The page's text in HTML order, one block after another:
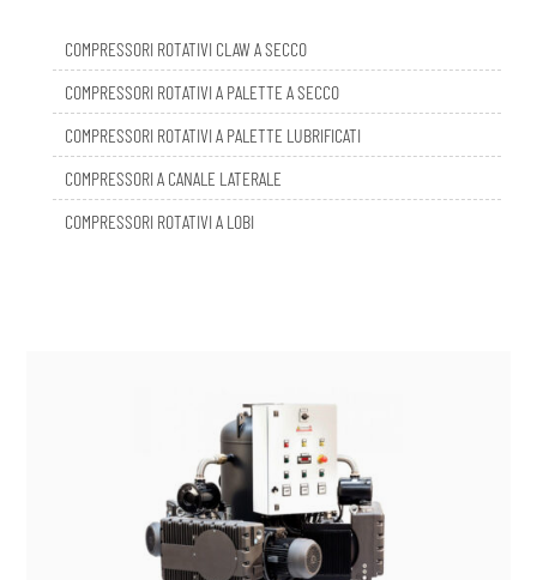
COMPRESSORI ROTATIVI A PALETTE A SECCO
COMPRESSORI ROTATIVI A PALETTE LUBRIFICATI
COMPRESSORI A CANALE LATERALE
COMPRESSORI ROTATIVI A LOBI